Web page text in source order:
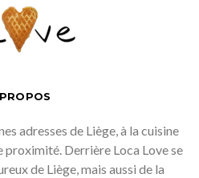
adresses de Liège, à la cuisine
proximité. Derrière Loca Love se
de Liège, mais aussi de la